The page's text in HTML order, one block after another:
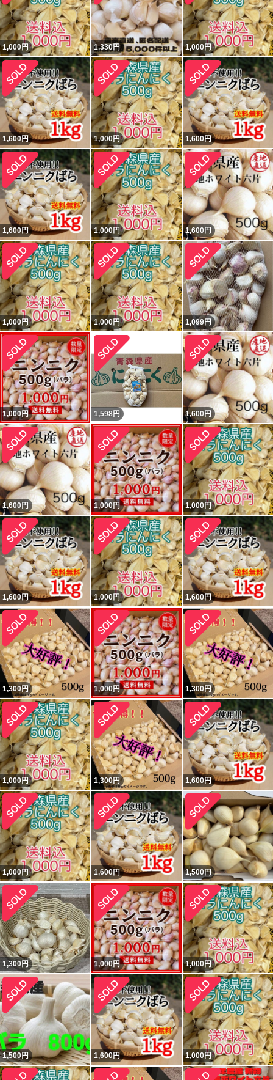
1,000円 1,330円 1,000円
1,600円 1,000円 1,600円
1,600円 1,000円 1,600円
1,000円 1,000円 1,099円
1,000円 1,598円 1,600円
1,600円 1,000円 1,000円
1,600円 1,000円 1,600円
1,300円 1,000円 1,300円
1,000円 1,300円 1,600円
1,000円 1,600円 1,500円
1,300円 1,000円 1,000円
1,500円 1,600円 1,000円